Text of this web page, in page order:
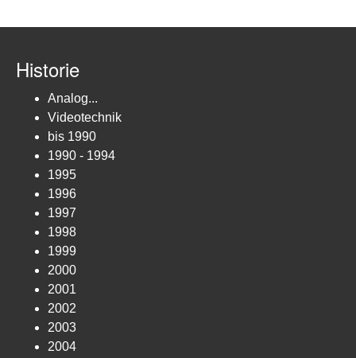
Historie
Analog...
Videotechnik
bis 1990
1990 - 1994
1995
1996
1997
1998
1999
2000
2001
2002
2003
2004